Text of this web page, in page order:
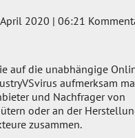
2020 | 06:21
auf die unabhängige
aufmerksam
und Nachfrager von
oder an der
zusammen.